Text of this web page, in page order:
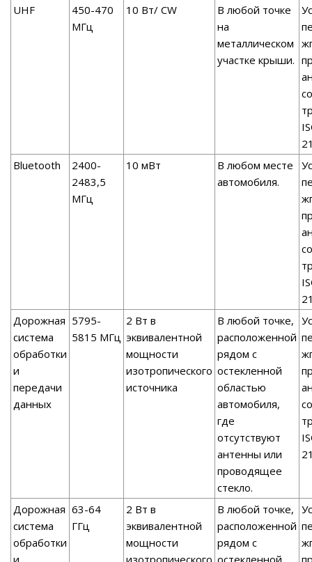
UHF
450-470
МГц
10 Вт/ CW
В любой точке
на
металлическом
участке крыши.
Bluetooth
2400-
2483,5
МГц
10 мВт
В любом месте
автомобиля.
Дорожная
система
обработки
и
передачи
данных
5795-
5815 МГц
2 Вт в
эквивалентной
мощности
изотропического
источника
В любой точке,
расположенной
рядом с
остекленной
областью
автомобиля,
где
отсутствуют
антенны или
проводящее
стекло.
Дорожная
система
обработки
и
63-64
ГГц
2 Вт в
эквивалентной
мощности
изотропического
В любой точке,
расположенной
рядом с
остекленной